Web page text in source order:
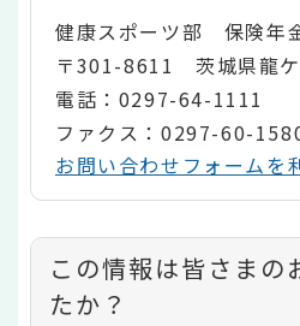
健康スポーツ部 保険年
〒301-8611 茨城県龍
電話：0297-64-1111
ファクス：0297-60-
お問い合わせフォームを
コ
ン
この情報は皆さまの
たか？